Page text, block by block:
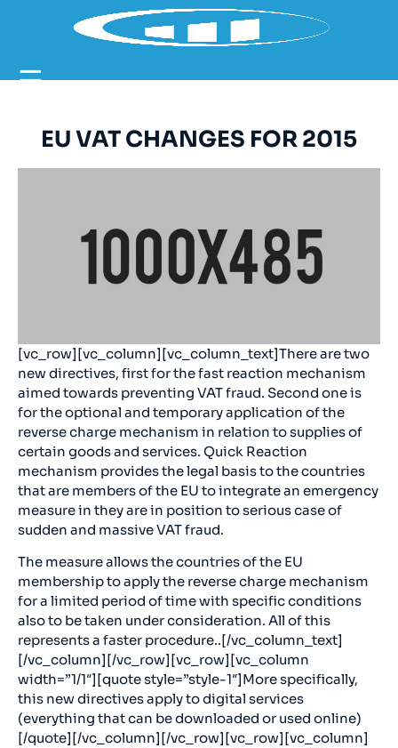
☰
EU VAT CHANGES FOR 2015
[vc_row][vc_column][vc_column_text]There are two
new directives, first for the fast reaction mechanism
aimed towards preventing VAT fraud. Second one is
for the optional and temporary application of the
reverse charge mechanism in relation to supplies of
certain goods and services. Quick Reaction
mechanism provides the legal basis to the countries
that are members of the EU to integrate an emergency
measure in they are in position to serious case of
sudden and massive VAT fraud.
The measure allows the countries of the EU
membership to apply the reverse charge mechanism
for a limited period of time with specific conditions
also to be taken under consideration. All of this
represents a faster procedure..[/vc_column_text]
[/vc_column][/vc_row][vc_row][vc_column
width=”1/1″][quote style=”style-1″]More specifically,
this new directives apply to digital services
(everything that can be downloaded or used online)
[/quote][/vc_column][/vc_row][vc_row][vc_column]